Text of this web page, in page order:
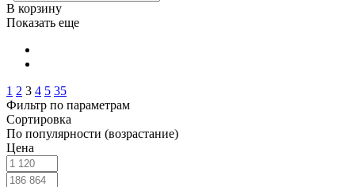
В корзину
Показать еще
1 2 3 4 5 35
Фильтр по параметрам
Сортировка
По популярности (возрастание)
Цена